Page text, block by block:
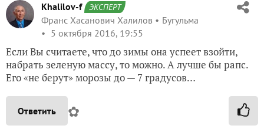
Khalilov-f ЭКСПЕРТ
Франс Хасанович Халилов
Бугульма
5 октября 2016, 19:55
Если Вы считаете, что до зимы она успеет взойти,
набрать зеленую массу, то можно. А лучше бы рапс.
Его «не берут» морозы до — 7 градусов…
Ответить ✿